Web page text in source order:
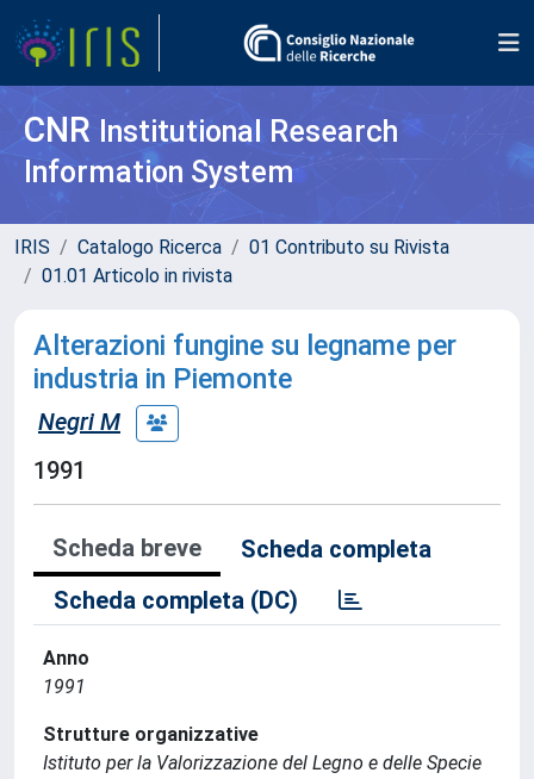
CNR Institutional Research
Information System
IRIS Catalogo Ricerca
01 Contributo su Rivista
01.01 Articolo in rivista
Alterazioni fungine su legname per
industria in Piemonte
Negri M
1991
Scheda breve
Scheda completa
Scheda completa (DC)
Anno
1991
Strutture organizzative
Istituto per la Valorizzazione del Legno e delle Specie